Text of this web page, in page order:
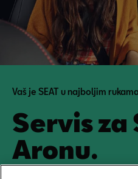
Vaš je SEAT u najboljim rukama
Servis za
Aronu.